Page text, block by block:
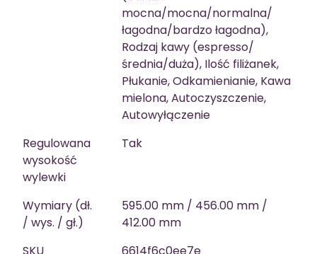
mocna/mocna/normalna/
łagodna/bardzo łagodna),
Rodzaj kawy (espresso/
średnia/duża), Ilość filiżanek,
Płukanie, Odkamienianie, Kawa
mielona, Autoczyszczenie,
Autowyłączenie
Regulowana
wysokość
wylewki
Tak
Wymiary (dł.
/ wys. / gł.)
595.00 mm / 456.00 mm /
412.00 mm